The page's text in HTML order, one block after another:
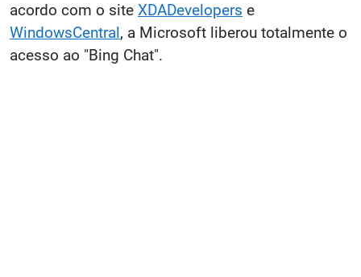
acordo com o site XDADevelopers e
WindowsCentral, a Microsoft liberou totalmente o
acesso ao "Bing Chat".